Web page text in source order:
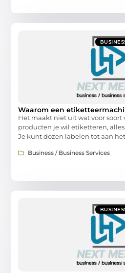
Waarom een
Het maakt niet uit wat voor
producten je wil etiketteren,
Je kunt dozen labelen tot aan
Business / Business Services